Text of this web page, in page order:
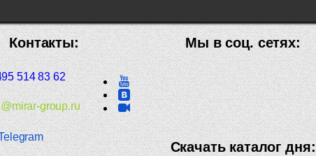
Мы в соц. сетях:
Скачать каталог дня:
Контакты:
514 83 62
group.ru